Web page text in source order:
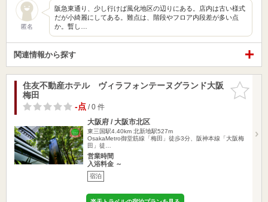
匿名
阪急東通り、少し行けば風化地区の辺りにある。店内は古い様式
だが小綺麗にしてある。難点は、階段やフロア内段差が多い点
か。暫し…
関連情報から探す
お気に入
りに追加
住友不動産ホテル ヴィラフォンテーヌグランド大阪
梅田
-点/ 0 件
大阪府 / 大阪市北区
東三国駅4.40km 北新地駅527m
OsakaMetro御堂筋線「梅田」徒歩3分、阪神本線「大阪梅
田」徒…
営業時間
入浴料金 ～
宿泊